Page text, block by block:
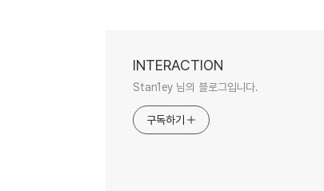
INTERACTION
Stan1ey 님의 블로그입니다.
구독하기